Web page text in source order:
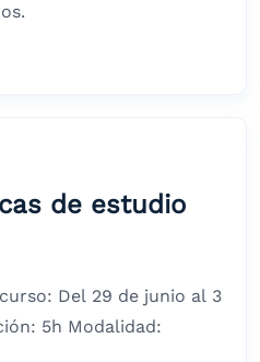
de estudio
Del 29 de junio al 3
5h Modalidad: